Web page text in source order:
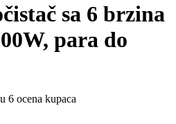
sa 6 brzina
para do
6 ocena kupaca